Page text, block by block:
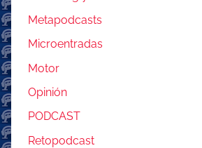
Metapodcasts
Microentradas
Motor
Opinión
PODCAST
Retopodcast